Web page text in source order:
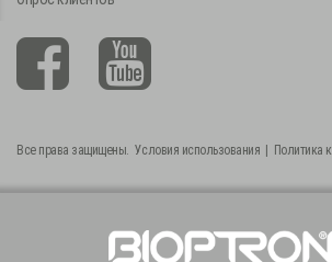
Все права защищены. Условия использования Политика